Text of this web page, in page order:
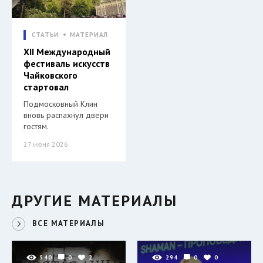
СТАТЬИ МАТЕРИАЛ
XII Международный
фестиваль искусств
Чайковского
стартовал
Подмосковный Клин
вновь распахнул двери
гостям.
27 июня 2026
ДРУГИЕ МАТЕРИАЛЫ
ВСЕ МАТЕРИАЛЫ
540 0 2 294 0 0